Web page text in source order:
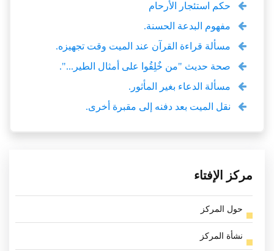
حكم استئجار الأرحام
مفهوم البدعة الحسنة.
مسألة قراءة القرآن عند الميت وقت تجهيزه.
صحة حديث "من خٌلِقُوا على أمثال الطير...".
مسألة الدعاء بغير المأثور.
نقل الميت بعد دفنه إلى مقبرة أخرى.
مركز الإفتاء
حول المركز
نشأة المركز